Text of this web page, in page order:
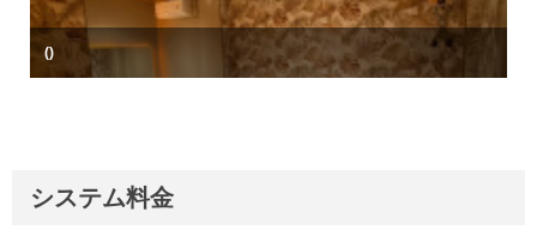
()
システム料金